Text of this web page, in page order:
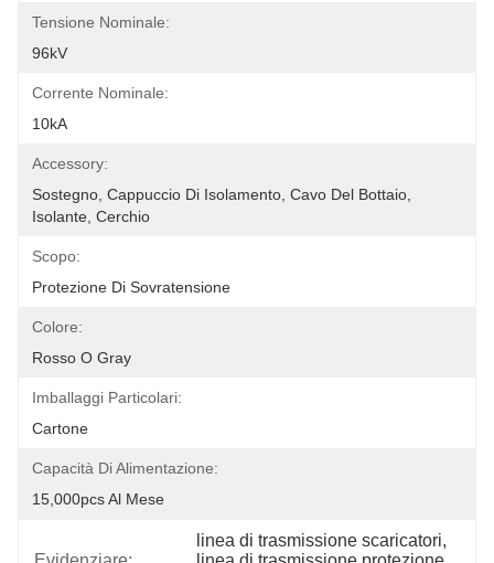
Tensione Nominale:
96kV
Corrente Nominale:
10kA
Accessory:
Sostegno, Cappuccio Di Isolamento, Cavo Del Bottaio,
Isolante, Cerchio
Scopo:
Protezione Di Sovratensione
Colore:
Rosso O Gray
Imballaggi Particolari:
Cartone
Capacità Di Alimentazione:
15,000pcs Al Mese
linea di trasmissione scaricatori,